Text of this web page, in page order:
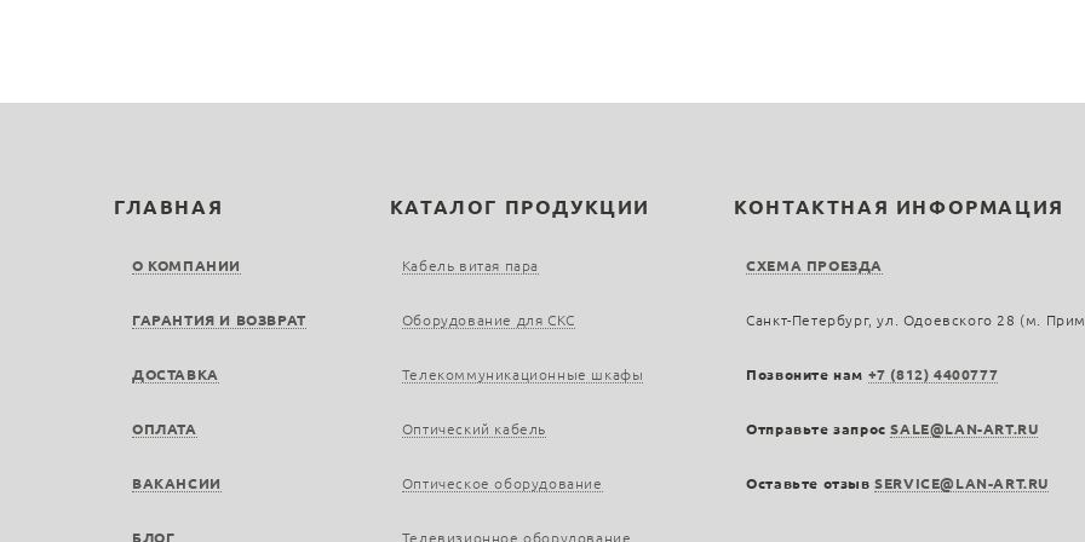
ГЛАВНАЯ
О КОМПАНИИ
ГАРАНТИЯ И ВОЗВРАТ
ДОСТАВКА
ОПЛАТА
ВАКАНСИИ
БЛОГ
КАТАЛОГ ПРОДУКЦИИ
Кабель витая пара
Оборудование для СКС
Телекоммуникационные шкафы
Оптический кабель
Оптическое оборудование
Телевизионное оборудование
КОНТАКТНАЯ ИНФОРМАЦИЯ
СХЕМА ПРОЕЗДА
Санкт-Петербург, ул. Одоевского 28 (м.
Позвоните нам +7 (812) 4400777
Отправьте запросSALE@LAN-ART.RU
Оставьте отзывSERVICE@LAN-ART.RU